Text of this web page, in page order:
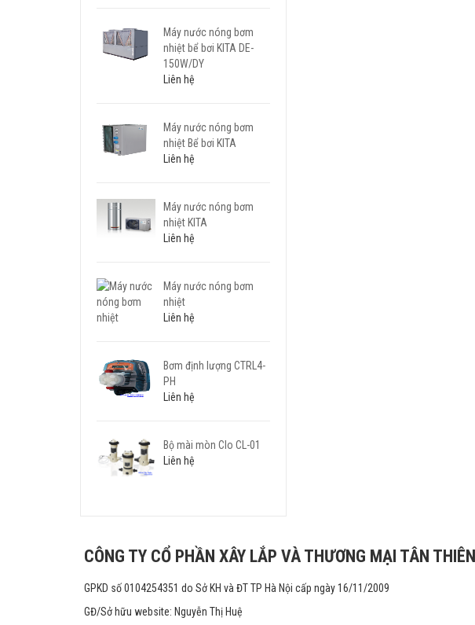
Máy nước nóng bơm
nhiệt bể bơi KITA DE-
150W/DY
Liên hệ
Máy nước nóng bơm
nhiệt Bể bơi KITA
Liên hệ
Máy nước nóng bơm
nhiệt KITA
Liên hệ
Máy nước nóng bơm
nhiệt
Liên hệ
Bơm định lượng CTRL4-
PH
Liên hệ
Bộ mài mòn Clo CL-01
Liên hệ
CÔNG TY CỔ PHẦN XÂY LẮP VÀ THƯƠNG MẠI TÂN THIÊN
GPKD số 0104254351 do Sở KH và ĐT TP Hà Nội cấp ngày 16/11/2009
GĐ/Sở hữu website: Nguyễn Thị Huệ